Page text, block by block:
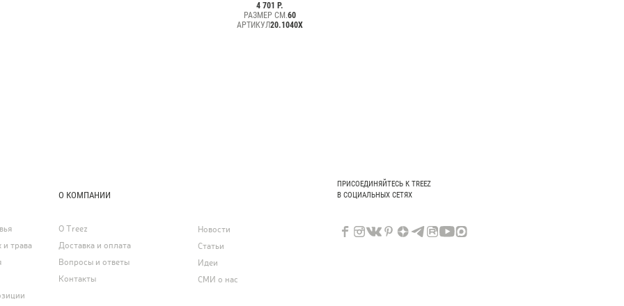
4 701 Р.
РАЗМЕР СМ.60
АРТИКУЛ20.1040X
и трава
О КОМПАНИИ
О Treez
Доставка и оплата
Вопросы и ответы
Контакты
Новости
Статьи
Идеи
СМИ о нас
ПРИСОЕДИНЯЙТЕСЬ К TREEZ
В СОЦИАЛЬНЫХ СЕТЯХ